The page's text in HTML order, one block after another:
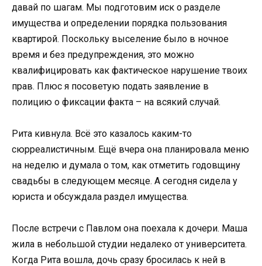
давай по шагам. Мы подготовим иск о разделе
имущества и определении порядка пользования
квартирой. Поскольку выселение было в ночное
время и без предупреждения, это можно
квалифицировать как фактическое нарушение твоих
прав. Плюс я посоветую подать заявление в
полицию о фиксации факта – на всякий случай.
Рита кивнула. Всё это казалось каким-то
сюрреалистичным. Ещё вчера она планировала меню
на неделю и думала о том, как отметить годовщину
свадьбы в следующем месяце. А сегодня сидела у
юриста и обсуждала раздел имущества.
После встречи с Павлом она поехала к дочери. Маша
жила в небольшой студии недалеко от университета.
Когда Рита вошла, дочь сразу бросилась к ней в